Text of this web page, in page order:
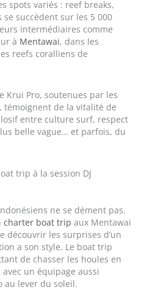
spots variés : reef breaks,
succèdent sur les 5 000
intermédiaires comme
à Mentawai, dans les
reefs coralliens de
Krui Pro, soutenues par les
de la vitalité de
entre culture surf, respect
belle vague… et parfois, du
trip à la session DJ
ne se dément pas.
charter boat trip aux Mentawai
découvrir les surprises d’un
a son style. Le boat trip
de chasser les houles en
un équipage aussi
au lever du soleil.